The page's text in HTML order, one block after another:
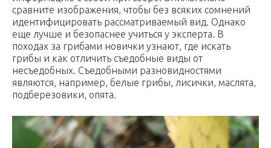
сравните изображения, чтобы без всяких сомнений
идентифицировать рассматриваемый вид. Однако
еще лучше и безопаснее учиться у эксперта. В
походах за грибами новички узнают, где искать
грибы и как отличить съедобные виды от
несъедобных. Съедобными разновидностями
являются, например, белые грибы, лисички, маслята,
подберезовики, опята.